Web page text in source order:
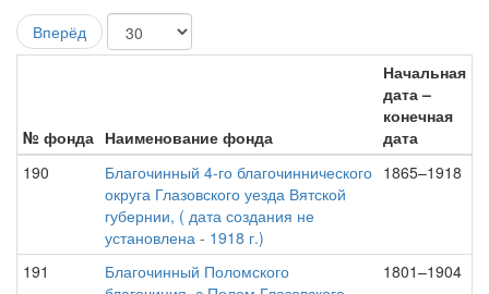
Вперёд
№ фонда Наименование фонда
Начальная
дата –
конечная
дата
190
Благочинный 4-го благочиннического
округа Глазовского уезда Вятской
губернии, ( дата создания не
установлена - 1918 г.)
1865–1918
191
Благочинный Поломского
1801–1904